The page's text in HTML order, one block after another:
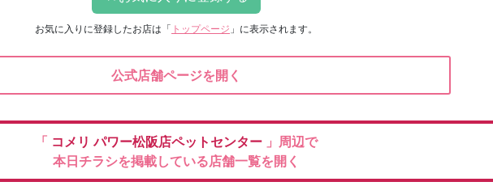
お気に入りに登録したお店は 「 トップページ 」に表示されます。
公式店舗ページを開く
「 コメリパワー松阪店ペットセンター 」周辺で
本日チラシを掲載している店舗一覧を開く